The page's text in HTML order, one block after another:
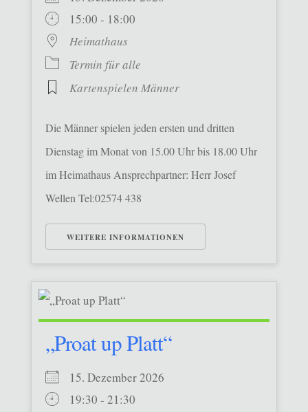
15:00 - 18:00
Heimathaus
Termin für alle
Kartenspielen Männer
Die Männer spielen jeden ersten und dritten
Dienstag im Monat von 15.00 Uhr bis 18.00 Uhr
im Heimathaus Ansprechpartner: Herr Josef
Wellen Tel:02574 438
WEITERE INFORMATIONEN
„Proat up Platt“
15. Dezember 2026
19:30 - 21:30